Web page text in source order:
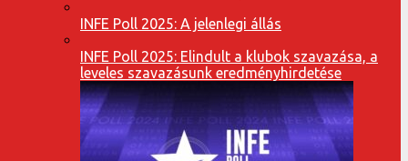
INFE Poll 2025: A jelenlegi állás
INFE Poll 2025: Elindult a klubok szavazása, a
leveles szavazásunk eredményhirdetése